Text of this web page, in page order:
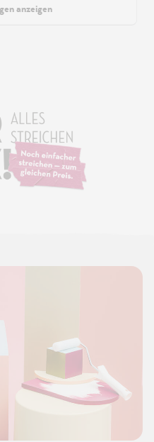
anzeigen